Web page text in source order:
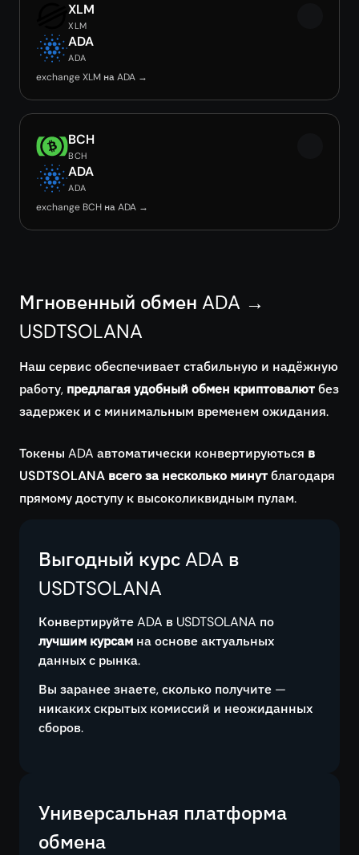
XLM
XLM
ADA
ADA
exchange XLM на ADA →
BCH
BCH
ADA
ADA
exchange BCH на ADA →
Мгновенный обмен ADA →
USDTSOLANA
Наш сервис обеспечивает стабильную и надёжную
работу, предлагая удобный обмен криптовалютбез
задержек и с минимальным временем ожидания.
Токены ADA автоматически конвертируються в
USDTSOLANA всего за несколько минутблагодаря
прямому доступу к высоколиквидным пулам.
Выгодный курс ADA в
USDTSOLANA
Конвертируйте ADA в USDTSOLANA по
лучшим курсам на основе актуальных
данных с рынка.
Вы заранее знаете, сколько получите —
никаких скрытых комиссий и неожиданных
сборов.
Универсальная платформа
обмена